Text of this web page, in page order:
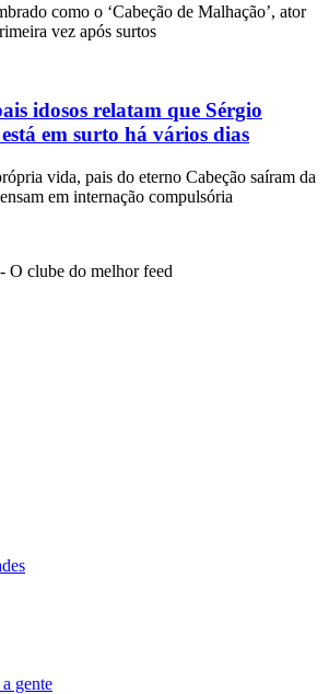
como o ‘Cabeção de Malhação’, ator
vez após surtos
idosos relatam que Sérgio
em surto há vários dias
vida, pais do eterno Cabeção saíram da
em internação compulsória
O clube do melhor feed
gente